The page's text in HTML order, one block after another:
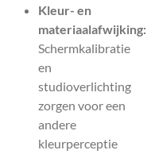
Kleur- en
materiaalafwijking:
Schermkalibratie
en
studioverlichting
zorgen voor een
andere
kleurperceptie